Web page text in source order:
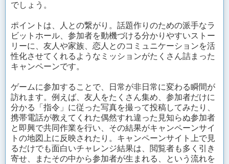
でしょう。
ポイントは、人との繋がり。話題作りのための派手なラ
ビットホール、参加者を動機づける分かりやすいストー
リーに、友人や家族、恋人とのコミュニケーションを活
性化させてくれるようなミッションがたくさん詰まった
キャンペーンです。
ゲームに参加することで、日常が非日常に変わる瞬間が
訪れます。例えば、友人をたくさん集め、参加者だけに
分かる「指令」に従った写真を撮って投稿してみたり、
携帯電話が教えてくれた偶然すれ違った見知らぬ参加者
と即興で共同作業を行い、その結果がキャンペーンサイ
トの地図上に反映されたり。キャンペーンサイト上で見
るだけでも面白いチャレンジ結果は、閲覧者も多く引き
寄せ、またその中から参加者が生まれる、という流れを